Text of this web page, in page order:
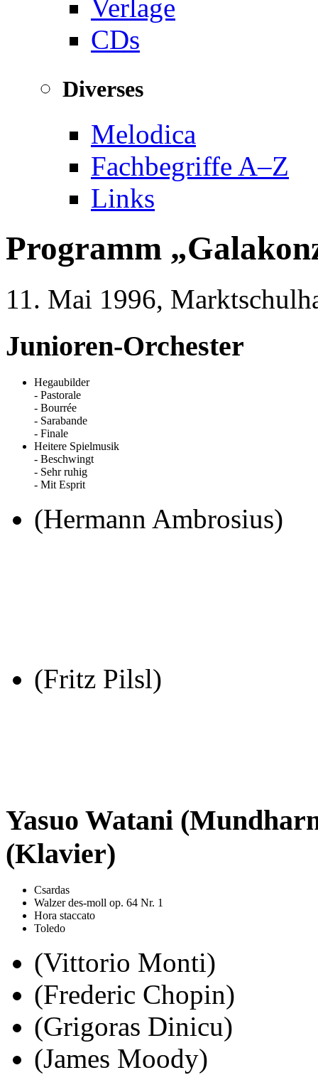
Verlage
CDs
Diverses
Melodica
Fachbegriffe A–Z
Links
Programm
11. Mai 1996,
Junioren-Orchester
Hegaubilder
- Pastorale
- Bourrée
- Sarabande
- Finale
Heitere Spielmusik
- Beschwingt
- Sehr ruhig
- Mit Esprit
(Hermann Ambrosius)
(Fritz Pilsl)
Yasuo Watani
(Klavier)
Csardas
Walzer des-moll op. 64 Nr. 1
Hora staccato
Toledo
(Vittorio Monti)
(Frederic Chopin)
(Grigoras Dinicu)
(James Moody)